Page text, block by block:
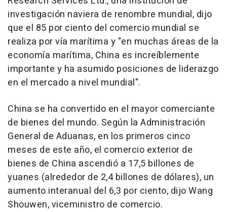
investigación naviera de renombre mundial, dijo
que el 85 por ciento del comercio mundial se
realiza por vía marítima y "en muchas áreas de la
economía marítima, China es increíblemente
importante y ha asumido posiciones de liderazgo
en el mercado a nivel mundial".
China se ha convertido en el mayor comerciante
de bienes del mundo. Según la Administración
General de Aduanas, en los primeros cinco
meses de este año, el comercio exterior de
bienes de China ascendió a 17,5 billones de
yuanes (alrededor de 2,4 billones de dólares), un
aumento interanual del 6,3 por ciento, dijo Wang
Shouwen, viceministro de comercio.